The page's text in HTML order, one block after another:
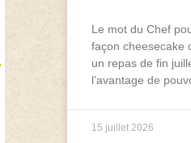
Le mot du Chef
façon cheesecake
un repas de fin
l’avantage de
15 juillet 2026